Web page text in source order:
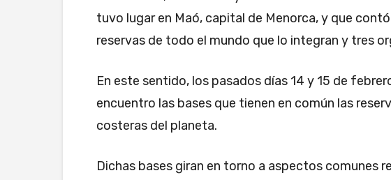
tuvo lugar en Maó, capital de Menorca, y que
reservas de todo el mundo que lo integran y tres
En este sentido, los pasados días 14 y 15 de
encuentro las bases que tienen en común las
costeras del planeta.
Dichas bases giran en torno a aspectos comunes